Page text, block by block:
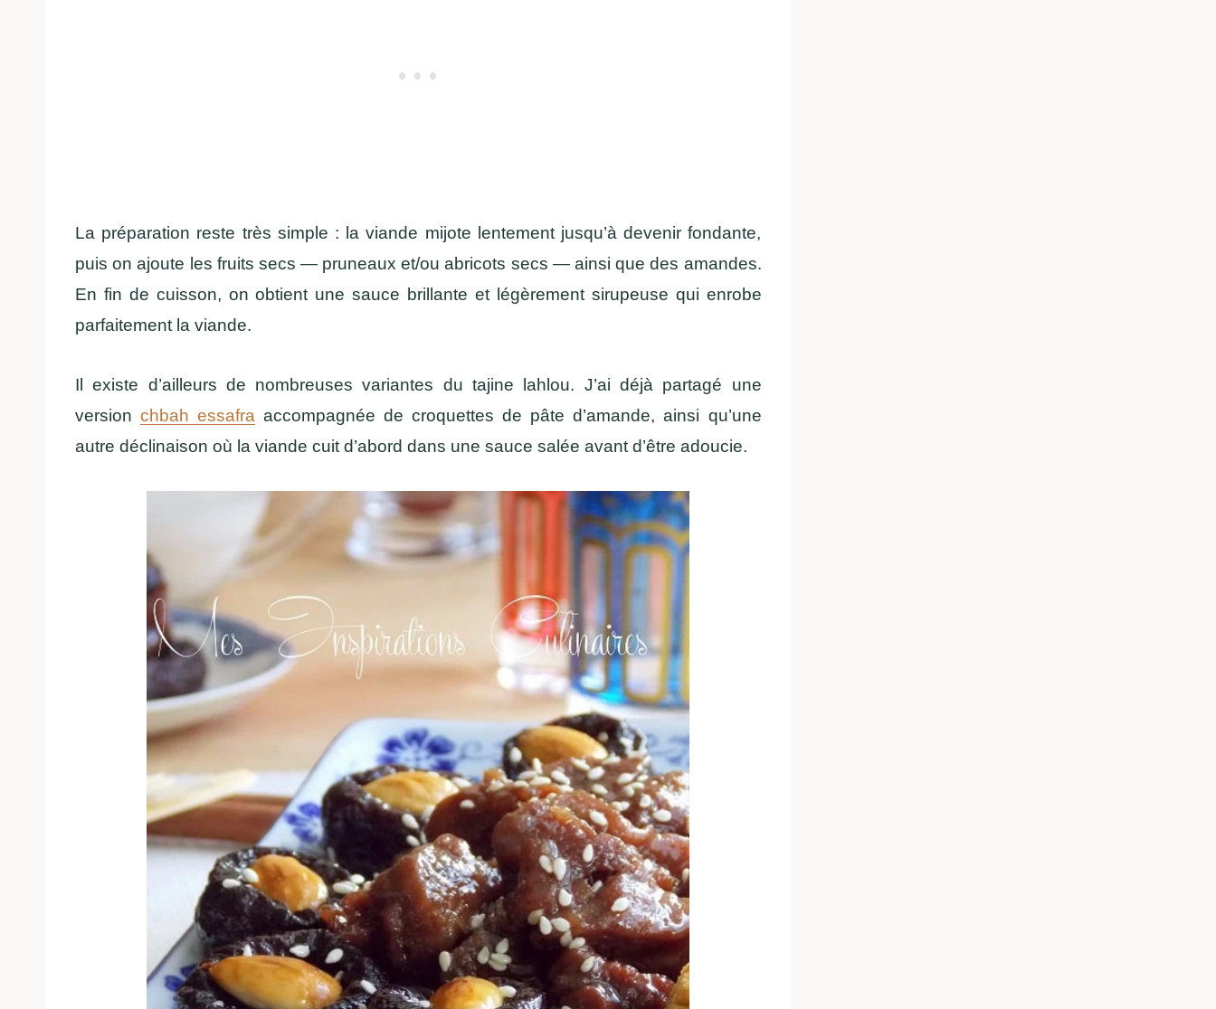
La préparation reste très simple : la viande mijote lentement jusqu’à devenir fondante,
puis on ajoute les fruits secs — pruneaux et/ou abricots secs — ainsi que des amandes.
En fin de cuisson, on obtient une sauce brillante et légèrement sirupeuse qui enrobe
parfaitement la viande.
Il existe d’ailleurs de nombreuses variantes du tajine lahlou. J’ai déjà partagé une
versionchbah essafra accompagnée de croquettes de pâte d’amande, ainsi qu’une
autre déclinaison où la viande cuit d’abord dans une sauce salée avant d’être adoucie.